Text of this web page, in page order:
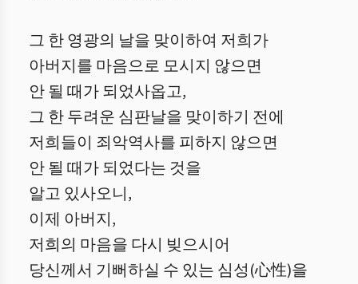
그 한 영광의 날을 맞이하여 저희가
아버지를 마음으로 모시지 않으면
안 될 때가 되었사옵고,
그 한 두려운 심판날을 맞이하기 전에
저희들이 죄악역사를 피하지 않으면
안 될 때가 되었다는 것을
알고 있사오니,
이제 아버지,
저희의 마음을 다시 빚으시어
당신께서 기뻐하실 수 있는 심성(心性)을